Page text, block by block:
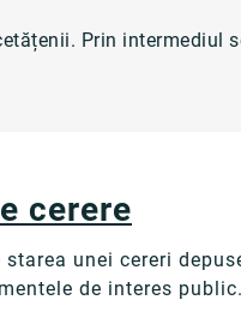
Prin intermediul
cerere
unei cereri
de interes public.